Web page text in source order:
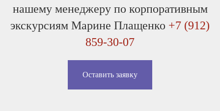
нашему менеджеру по корпоративным
экскурсиям Марине Плащенко +7 (912)
859-30-07
Оставить заявку